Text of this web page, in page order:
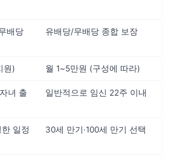
배당
유배당/무배당 종합 보장
원) 월 1~5만원 (구성에 따라)
녀 출
일반적으로 임신 22주 이내
일정
30세 만기·100세 만기 선택